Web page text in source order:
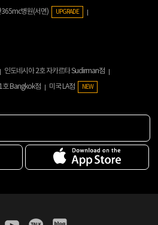
365mc병원(서면) UPGRADE
인도네시아 2호 자카르타 Sudirman점
호 Bangkok점 미국 LA점 NEW